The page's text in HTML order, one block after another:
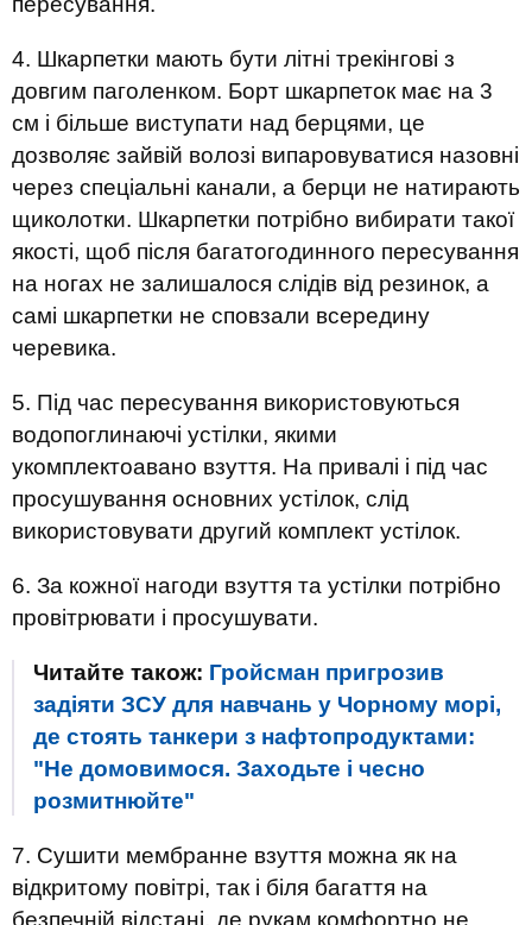
4. Шкарпетки мають бути літні трекінгові з
довгим паголенком. Борт шкарпеток має на 3
см і більше виступати над берцями, це
дозволяє зайвій волозі випаровуватися назовні
через спеціальні канали, а берци не натирають
щиколотки. Шкарпетки потрібно вибирати такої
якості, щоб після багатогодинного пересування
на ногах не залишалося слідів від резинок, а
самі шкарпетки не сповзали всередину
черевика.
5. Під час пересування використовуються
водопоглинаючі устілки, якими
укомплектоавано взуття. На привалі і під час
просушування основних устілок, слід
використовувати другий комплект устілок.
6. За кожної нагоди взуття та устілки потрібно
провітрювати і просушувати.
Читайте також: Гройсман пригрозив
задіяти ЗСУ для навчань у Чорному морі,
де стоять танкери з нафтопродуктами:
"Не домовимося. Заходьте і чесно
розмитнюйте"
7. Сушити мембранне взуття можна як на
відкритому повітрі, так і біля багаття на
безпечній відстані, де рукам комфортно не